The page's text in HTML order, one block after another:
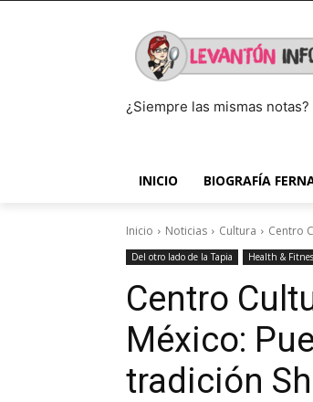
¿Siempre las mismas
INICIO BIOGRAFÍA
Inicio Noticias Cultura Centro
Del otro lado de la Tapia Health &
Centro
México:
tradición